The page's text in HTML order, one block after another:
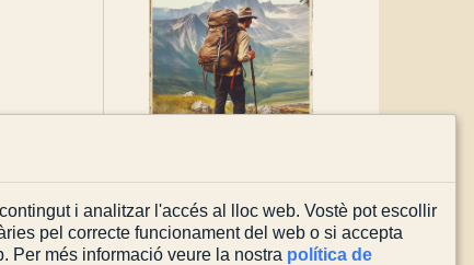
i analitzar l'accés al lloc web. Vostè pot escollir
pel correcte funcionament del web o si accepta
Per més informació veure la nostra política de